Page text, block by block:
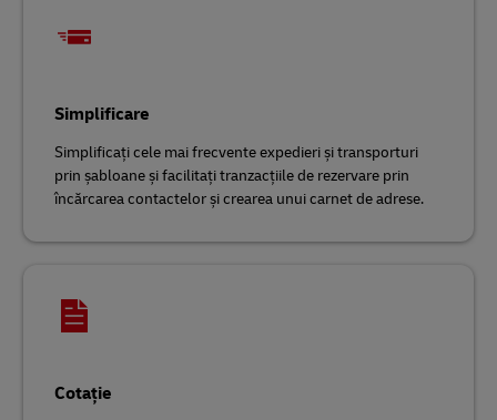
Simplificare
Simplificați cele mai frecvente expedieri și transporturi
prin șabloane și facilitați tranzacțiile de rezervare prin
încărcarea contactelor și crearea unui carnet de adrese.
Cotație